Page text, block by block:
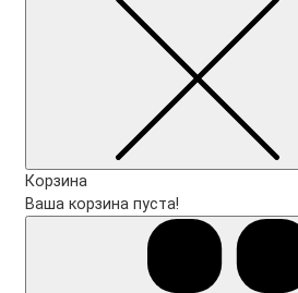
Корзина
Ваша корзина пуста!